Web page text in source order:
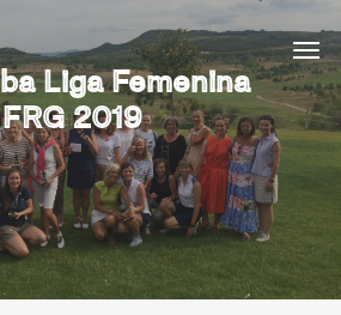
Liga Femenina
FRG 2019